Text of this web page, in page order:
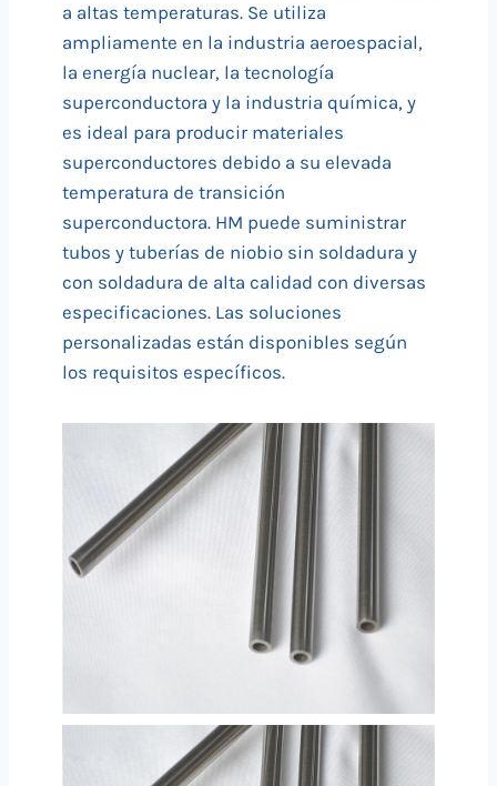
a altas temperaturas. Se utiliza
ampliamente en la industria aeroespacial,
la energía nuclear, la tecnología
superconductora y la industria química, y
es ideal para producir materiales
superconductores debido a su elevada
temperatura de transición
superconductora. HM puede suministrar
tubos y tuberías de niobio sin soldadura y
con soldadura de alta calidad con diversas
especificaciones. Las soluciones
personalizadas están disponibles según
los requisitos específicos.